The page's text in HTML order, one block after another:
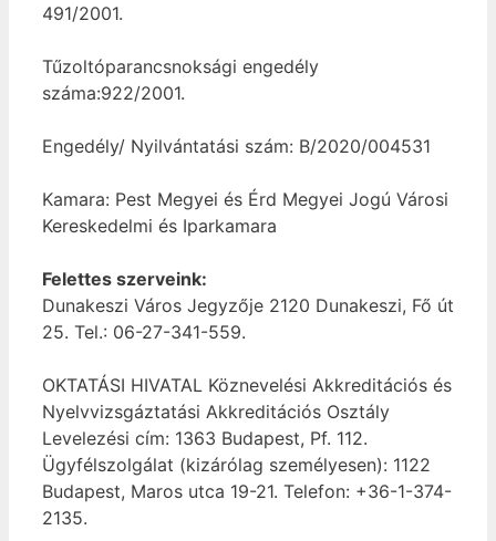
491/2001.
Tűzoltóparancsnoksági engedély
száma:922/2001.
Engedély/ Nyilvántatási szám: B/2020/004531
Kamara: Pest Megyei és Érd Megyei Jogú Városi
Kereskedelmi és Iparkamara
Felettes szerveink:
Dunakeszi Város Jegyzője 2120 Dunakeszi, Fő út
25. Tel.: 06-27-341-559.
OKTATÁSI HIVATAL Köznevelési Akkreditációs és
Nyelvvizsgáztatási Akkreditációs Osztály
Levelezési cím: 1363 Budapest, Pf. 112.
Ügyfélszolgálat (kizárólag személyesen): 1122
Budapest, Maros utca 19-21. Telefon: +36-1-374-
2135.